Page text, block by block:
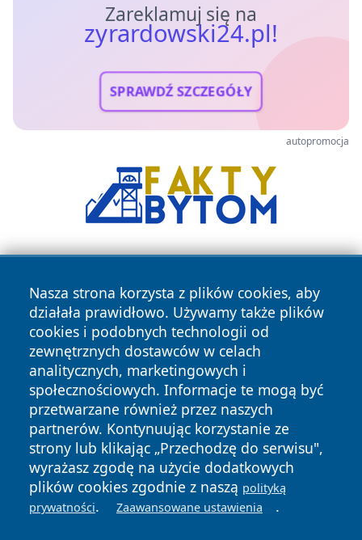
Zareklamuj się na
zyrardowski24.pl!
SPRAWDŹ SZCZEGÓŁY
autopromocja
Nasza strona korzysta z plików cookies, aby
działała prawidłowo. Używamy także plików
cookies i podobnych technologii od
zewnętrznych dostawców w celach
analitycznych, marketingowych i
społecznościowych. Informacje te mogą być
przetwarzane również przez naszych
partnerów. Kontynuując korzystanie ze
strony lub klikając „Przechodzę do serwisu",
wyrażasz zgodę na użycie dodatkowych
plików cookies zgodnie z naszą polityką
prywatności. Zaawansowane ustawienia .
Copyright © 2026 zyrardowski24.pl Wszystkie prawa
zastrzeżone.
News Autorzy
Polityka
Prywatności
Polityka
Cookies